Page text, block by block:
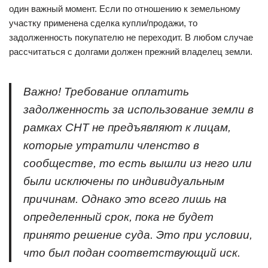
один важный момент. Если по отношению к земельному
участку применена сделка купли/продажи, то
задолженность покупателю не переходит. В любом случае
рассчитаться с долгами должен прежний владелец земли.
Важно! Требование оплатить
задолженность за использование земли в
рамках СНТ не предъявляют к лицам,
которые утратили членство в
сообществе, то есть вышли из него или
были исключены по индивидуальным
причинам. Однако это всего лишь на
определенный срок, пока не будет
принято решение суда. Это при условии,
что был подан соответствующий иск.